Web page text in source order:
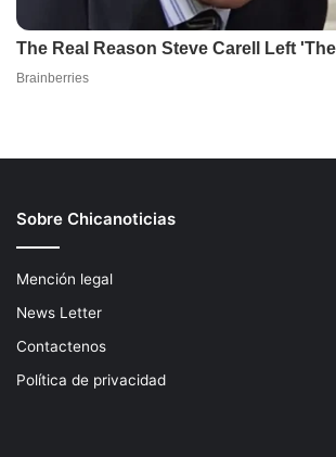
Sobre Chicanoticias
Mención legal
News Letter
Contactenos
Política de privacidad